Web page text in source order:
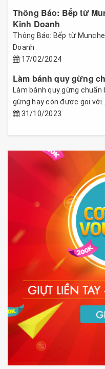
Thông Báo: Bếp từ
Kinh Doanh
Thông Báo: Bếp từ
Doanh
17/02/2024
Làm bánh quy gừng
Làm bánh quy gừng chuẩn
gừng hay còn được gọi với...
31/10/2023